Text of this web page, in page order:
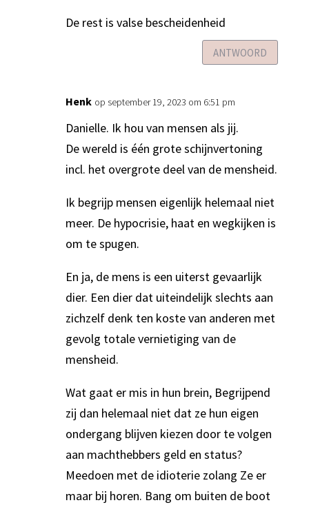
De rest is valse bescheidenheid
ANTWOORD
Henk op september 19, 2023 om 6:51 pm
Danielle. Ik hou van mensen als jij.
De wereld is één grote schijnvertoning
incl. het overgrote deel van de mensheid.
Ik begrijp mensen eigenlijk helemaal niet
meer. De hypocrisie, haat en wegkijken is
om te spugen.
En ja, de mens is een uiterst gevaarlijk
dier. Een dier dat uiteindelijk slechts aan
zichzelf denk ten koste van anderen met
gevolg totale vernietiging van de
mensheid.
Wat gaat er mis in hun brein, Begrijpend
zij dan helemaal niet dat ze hun eigen
ondergang blijven kiezen door te volgen
aan machthebbers geld en status?
Meedoen met de idioterie zolang Ze er
maar bij horen. Bang om buiten de boot